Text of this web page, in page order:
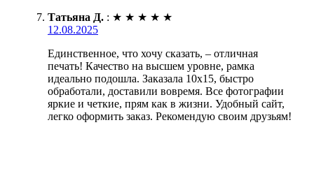
Татьяна Д. : ★ ★ ★ ★ ★
12.08.2025
Единственное, что хочу сказать, – отличная
печать! Качество на высшем уровне, рамка
идеально подошла. Заказала 10х15, быстро
обработали, доставили вовремя. Все фотографии
яркие и четкие, прям как в жизни. Удобный сайт,
легко оформить заказ. Рекомендую своим друзьям!